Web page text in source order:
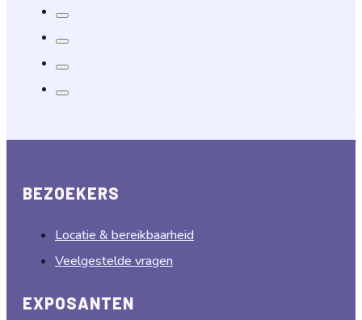
BEZOEKERS
Locatie & bereikbaarheid
Veelgestelde vragen
EXPOSANTEN